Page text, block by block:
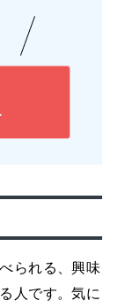
られる、興味
人です。気に